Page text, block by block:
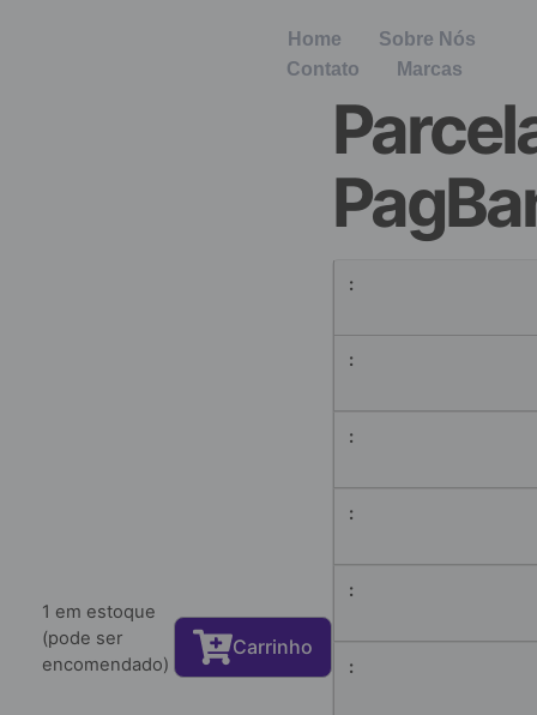
Home
Sobre Nós
Contato
Marcas
1 em estoque
(pode ser
encomendado)
Carrinho